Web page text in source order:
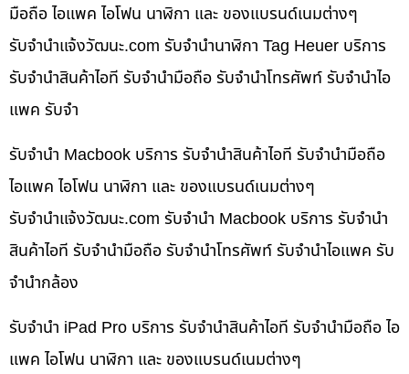
มือถือ ไอแพค ไอโฟน นาฬิกา และ ของแบรนด์เนมต่างๆ
รับจํานําแจ้งวัฒนะ.com รับจำนำนาฬิกา Tag Heuer บริการ
รับจำนำสินค้าไอที รับจำนำมือถือ รับจำนำโทรศัพท์ รับจำนำไอ
แพค รับจำ
รับจำนำ Macbook บริการ รับจำนำสินค้าไอที รับจำนำมือถือ
ไอแพค ไอโฟน นาฬิกา และ ของแบรนด์เนมต่างๆ
รับจํานําแจ้งวัฒนะ.com รับจำนำ Macbook บริการ รับจำนำ
สินค้าไอที รับจำนำมือถือ รับจำนำโทรศัพท์ รับจำนำไอแพค รับ
จำนำกล้อง
รับจำนำ iPad Pro บริการ รับจำนำสินค้าไอที รับจำนำมือถือ ไอ
แพค ไอโฟน นาฬิกา และ ของแบรนด์เนมต่างๆ